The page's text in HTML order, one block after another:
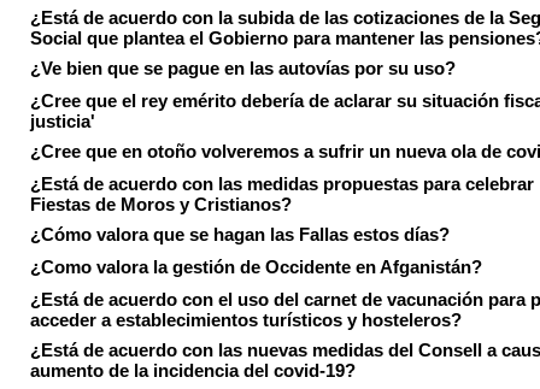
¿Está de acuerdo con la subida de las cotizaciones de la
Social que plantea el Gobierno para mantener las
¿Ve bien que se pague en las autovías por su uso?
¿Cree que el rey emérito debería de aclarar su situación
justicia'
¿Cree que en otoño volveremos a sufrir un nueva ola de
¿Está de acuerdo con las medidas propuestas para celebrar
Fiestas de Moros y Cristianos?
¿Cómo valora que se hagan las Fallas estos días?
¿Como valora la gestión de Occidente en Afganistán?
¿Está de acuerdo con el uso del carnet de vacunación para
acceder a establecimientos turísticos y hosteleros?
¿Está de acuerdo con las nuevas medidas del Consell a
aumento de la incidencia del covid-19?